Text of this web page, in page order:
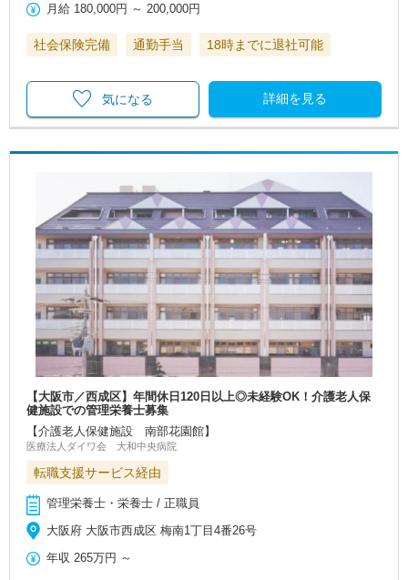
月給 180,000円 ～ 200,000円
社会保険完備 通勤手当 18時までに退社可能
詳細を見る
気になる
【大阪市／西成区】年間休日120日以上◎未経験OK！介護老人保
健施設での管理栄養士募集
【介護老人保健施設 南部花園館】
医療法人ダイワ会 大和中央病院
転職支援サービス経由
管理栄養士・栄養士 / 正職員
大阪府 大阪市西成区 梅南1丁目4番26号
年収 265万円 ～